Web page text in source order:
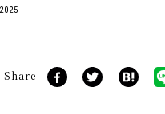
ン — QUIエディター佐藤
Share